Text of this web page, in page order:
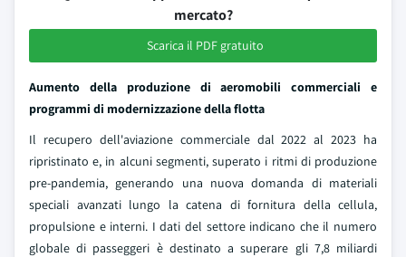
mercato?
Scarica il PDF gratuito
Aumento della produzione di aeromobili commerciali e
programmi di modernizzazione della flotta
Il recupero dell'aviazione commerciale dal 2022 al 2023 ha
ripristinato e, in alcuni segmenti, superato i ritmi di produzione
pre-pandemia, generando una nuova domanda di materiali
speciali avanzati lungo la catena di fornitura della cellula,
propulsione e interni. I dati del settore indicano che il numero
globale di passeggeri è destinato a superare gli 7,8 miliardi